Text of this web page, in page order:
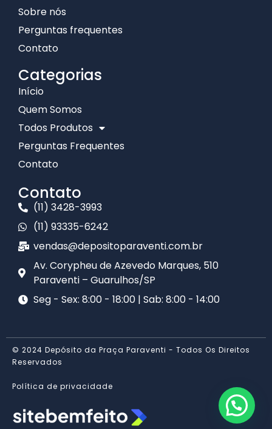
Sobre nós
Perguntas frequentes
Contato
Categorias
Início
Quem Somos
Todos Produtos
Perguntas Frequentes
Contato
Contato
(11) 3428-3993
(11) 93335-6242
vendas@depositoparaventi.com.br
Av. Corypheu de Azevedo Marques, 510
Paraventi – Guarulhos/SP​
Seg - Sex: 8:00 - 18:00 | Sab: 8:00 - 14:00
© 2024 Depósito da Praça Paraventi - Todos Os Direitos
Reservados
Política de privacidade